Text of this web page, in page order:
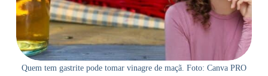
Quem tem gastrite pode tomar vinagre de maçã. Foto: Canva PRO